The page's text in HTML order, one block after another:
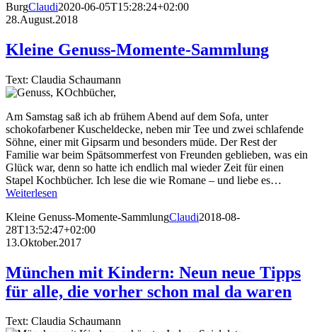
BurgClaudi2020-06-05T15:28:24+02:00
28.August.2018
Kleine Genuss-Momente-Sammlung
Text: Claudia Schaumann
Am Samstag saß ich ab frühem Abend auf dem Sofa, unter
schokofarbener Kuscheldecke, neben mir Tee und zwei schlafende
Söhne, einer mit Gipsarm und besonders müde. Der Rest der
Familie war beim Spätsommerfest von Freunden geblieben, was ein
Glück war, denn so hatte ich endlich mal wieder Zeit für einen
Stapel Kochbücher. Ich lese die wie Romane – und liebe es…
Weiterlesen
Kleine Genuss-Momente-SammlungClaudi2018-08-
28T13:52:47+02:00
13.Oktober.2017
München mit Kindern: Neun neue Tipps
für alle, die vorher schon mal da waren
Text: Claudia Schaumann